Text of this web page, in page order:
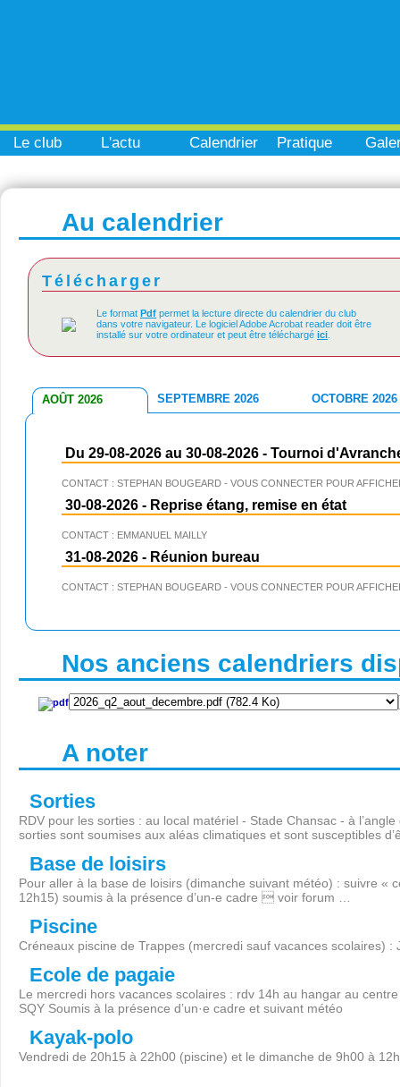
Le club L'actu Calendrier Pratique
Au calendrier
Télécharger
Le format Pdf permet la lecture directe du calendrier du club
dans votre navigateur. Le logiciel Adobe Acrobat reader doit être
installé sur votre ordinateur et peut être téléchargé ici
AOÛT 2026 SEPTEMBRE 2026 OCTOBRE 2026
Du 29-08-2026 au 30-08-2026 - Tournoi
CONTACT : STEPHAN BOUGEARD - VOUS CONNECTER POUR
30-08-2026 - Reprise étang, remise en état
CONTACT : EMMANUEL MAILLY
31-08-2026 - Réunion bureau
CONTACT : STEPHAN BOUGEARD - VOUS CONNECTER POUR
Nos anciens calendriers
A noter
Sorties
RDV pour les sorties : au local matériel - Stade Chansac - à
sorties sont soumises aux aléas climatiques et sont susceptibles
Base de loisirs
Pour aller à la base de loisirs (dimanche suivant météo) : suivre
12h15) soumis à la présence d’un-e cadre  voir forum …
Piscine
Créneaux piscine de Trappes (mercredi sauf vacances scolaires)
Ecole de pagaie
Le mercredi hors vacances scolaires : rdv 14h au hangar au
SQY Soumis à la présence d’un·e cadre et suivant météo
Kayak-polo
Vendredi de 20h15 à 22h00 (piscine) et le dimanche de 9h00 à